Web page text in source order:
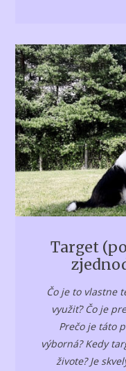
Target
Čo je to vlastne
využiť? Čo je
Prečo je táto
výborná? Kedy
živote? Je